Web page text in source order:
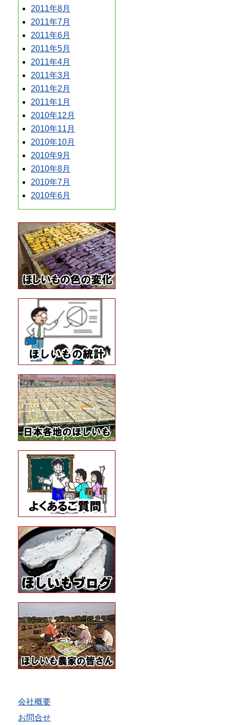
2011年8月
2011年7月
2011年6月
2011年5月
2011年4月
2011年3月
2011年2月
2011年1月
2010年12月
2010年11月
2010年10月
2010年9月
2010年8月
2010年7月
2010年6月
会社概要
お問合せ